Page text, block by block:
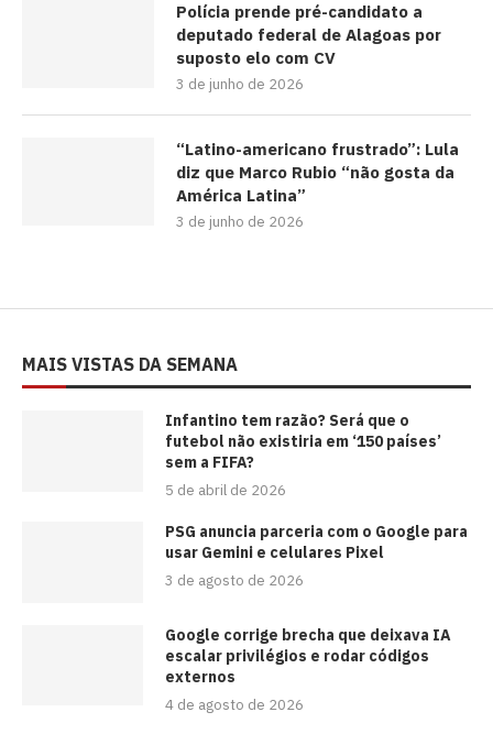
Polícia prende pré-candidato a
deputado federal de Alagoas por
suposto elo com CV
3 de junho de 2026
“Latino-americano frustrado”: Lula
diz que Marco Rubio “não gosta da
América Latina”
3 de junho de 2026
MAIS VISTAS DA SEMANA
⁠Infantino tem razão? Será que o
futebol não existiria em ‘150 países’
sem a FIFA?
5 de abril de 2026
PSG anuncia parceria com o Google para
usar Gemini e celulares Pixel
3 de agosto de 2026
Google corrige brecha que deixava IA
escalar privilégios e rodar códigos
externos
4 de agosto de 2026